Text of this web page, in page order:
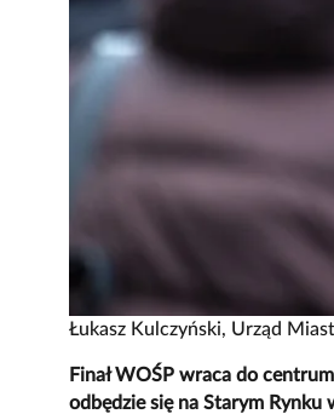
Łukasz Kulczyński, Urząd
Finał WOŚP wraca do
odbędzie się na Starym